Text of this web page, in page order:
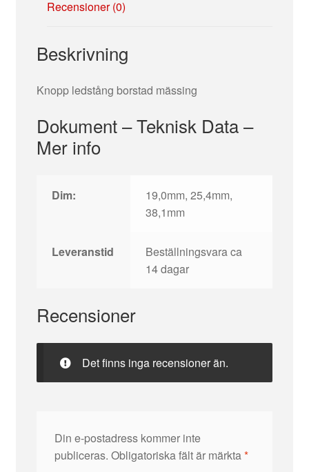
Recensioner (0)
Beskrivning
Knopp ledstång borstad mässing
Dokument – Teknisk Data –
Mer info
Dim:
19,0mm, 25,4mm,
38,1mm
Leveranstid
Beställningsvara ca
14 dagar
Recensioner
Det finns inga recensioner än.
Din e-postadress kommer inte
publiceras. Obligatoriska fält är märkta*